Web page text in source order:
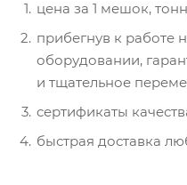
цена за 1 мешок,
прибегнув к работе
оборудовании,
и тщательное
сертификаты
быстрая доставка